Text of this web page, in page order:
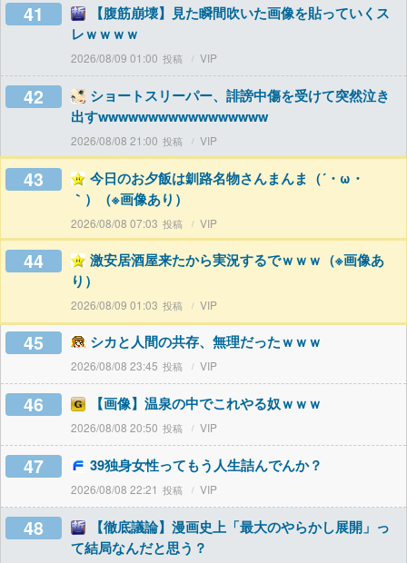
41
【腹筋崩壊】見た瞬間吹いた画像を貼っていくス
レｗｗｗｗ
2026/08/09 01:00 VIP
42
ショートスリーパー、誹謗中傷を受けて突然泣き
出すwwwwwwwwwwwwwwwww
2026/08/08 21:00 VIP
43
今日のお夕飯は釧路名物さんまんま（´・ω・
｀）（※画像あり）
2026/08/08 07:03 VIP
44
激安居酒屋来たから実況するでｗｗｗ（※画像あ
り）
2026/08/09 01:03 VIP
45 シカと人間の共存、無理だったｗｗｗ
2026/08/08 23:45 VIP
46 【画像】温泉の中でこれやる奴ｗｗｗ
2026/08/08 20:50 VIP
47 39独身女性ってもう人生詰んでんか？
2026/08/08 22:21 VIP
48
【徹底議論】漫画史上「最大のやらかし展開」っ
て結局なんだと思う？